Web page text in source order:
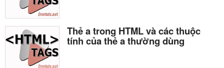
Thẻ a trong HTML và các thuộc
tính của thẻ a thường dùng